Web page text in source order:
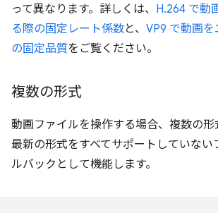
って異なります。詳しくは、 H.264 で動
る際の固定レート係数と、 VP9 で動画
の固定品質をご覧ください。
複数の形式
動画ファイルを操作する場合、複数の形
最新の形式をすべてサポートしていない
ルバックとして機能します。